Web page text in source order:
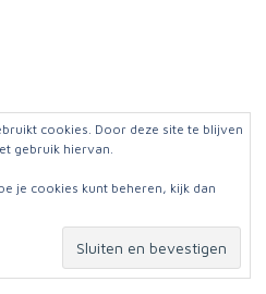
cookies. Door deze site te blijven
gebruik hiervan.
je cookies kunt beheren, kijk dan